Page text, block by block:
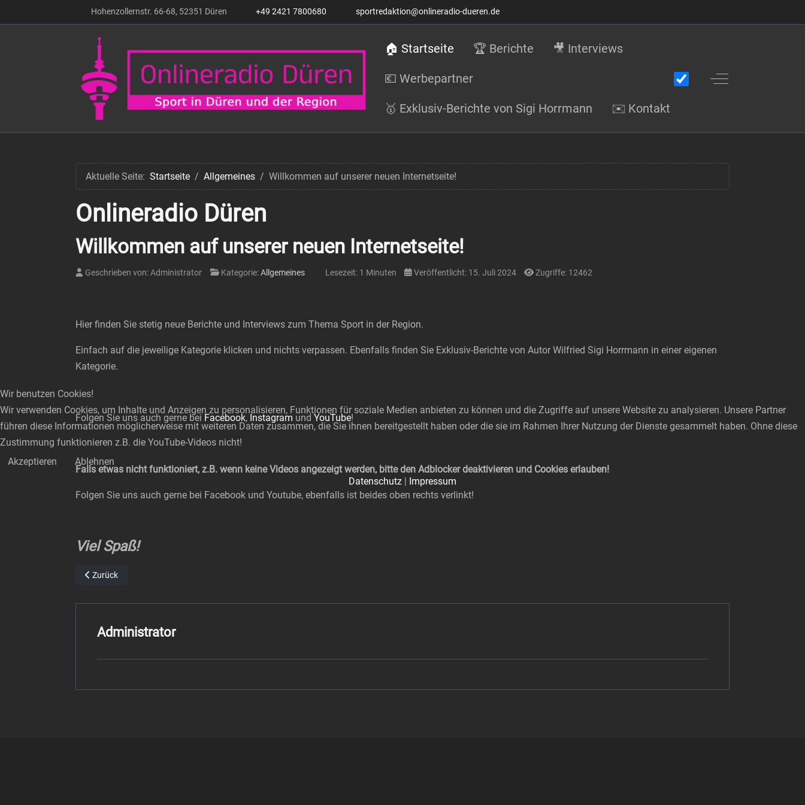
Hohenzollernstr. 66-68, 52351 Düren +49 2421 7800680 sportredaktion@onlineradio-dueren.de
🏠 Startseite 🏆 Berichte 🎥 Interviews
💶 Werbepartner
🥇 Exklusiv-Berichte von Sigi Horrmann ✉️ Kontakt
Off-Canvas Toggle
Aktuelle Seite: Startseite Allgemeines Willkommen auf unserer neuen Internetseite!
Onlineradio Düren
Willkommen auf unserer neuen Internetseite!
Geschrieben von:Administrator Kategorie:Allgemeines Lesezeit: 1 Minuten Veröffentlicht: 15. Juli 2024 Zugriffe: 12462
Hier finden Sie stetig neue Berichte und Interviews zum Thema Sport in der Region.
Einfach auf die jeweilige Kategorie klicken und nichts verpassen. Ebenfalls finden Sie Exklusiv-Berichte von Autor Wilfried Sigi Horrmann in einer eigenen
Kategorie.
Folgen Sie uns auch gerne bei Facebook, Instagram und YouTube!
Falls etwas nicht funktioniert, z.B. wenn keine Videos angezeigt werden, bitte den Adblocker deaktivieren und Cookies erlauben!
Folgen Sie uns auch gerne bei Facebook und Youtube, ebenfalls ist beides oben rechts verlinkt!
Viel Spaß!
Vorheriger Beitrag: Impressum
Zurück
Administrator
Wir benutzen Cookies!
Wir verwenden Cookies, um Inhalte und Anzeigen zu personalisieren, Funktionen für soziale Medien anbieten zu können und die Zugriffe auf unsere Website zu analysieren. Unsere Partner
führen diese Informationen möglicherweise mit weiteren Daten zusammen, die Sie ihnen bereitgestellt haben oder die sie im Rahmen Ihrer Nutzung der Dienste gesammelt haben. Ohne diese
Zustimmung funktionieren z.B. die YouTube-Videos nicht!
Akzeptieren
Ablehnen
Datenschutz | Impressum